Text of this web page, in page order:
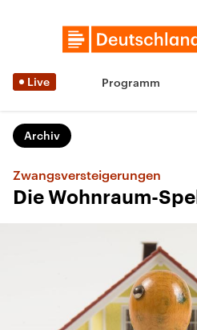
Live Programm
Archiv
Zwangsversteigerungen
Die Wohnraum-